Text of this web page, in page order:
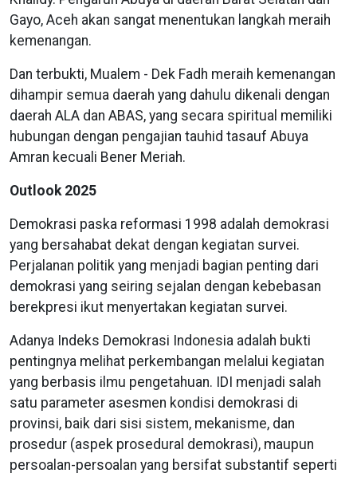
Gayo, Aceh akan sangat menentukan langkah meraih
kemenangan.
Dan terbukti, Mualem - Dek Fadh meraih kemenangan
dihampir semua daerah yang dahulu dikenali dengan
daerah ALA dan ABAS, yang secara spiritual memiliki
hubungan dengan pengajian tauhid tasauf Abuya
Amran kecuali Bener Meriah.
Outlook 2025
Demokrasi paska reformasi 1998 adalah demokrasi
yang bersahabat dekat dengan kegiatan survei.
Perjalanan politik yang menjadi bagian penting dari
demokrasi yang seiring sejalan dengan kebebasan
berekpresi ikut menyertakan kegiatan survei.
Adanya Indeks Demokrasi Indonesia adalah bukti
pentingnya melihat perkembangan melalui kegiatan
yang berbasis ilmu pengetahuan. IDI menjadi salah
satu parameter asesmen kondisi demokrasi di
provinsi, baik dari sisi sistem, mekanisme, dan
prosedur (aspek prosedural demokrasi), maupun
persoalan-persoalan yang bersifat substantif seperti